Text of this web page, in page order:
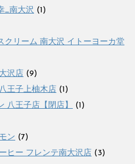
_南大沢 (1)
クリーム 南大沢 イトーヨーカ堂
沢店 (9)
王子上柚木店 (1)
八王子店【閉店】
(1)
ン (7)
ヒー フレンテ南大沢店 (3)